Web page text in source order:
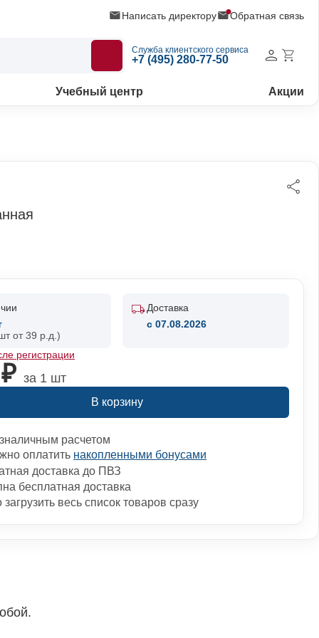
Написать директору Обратная связь
Служба клиентского сервиса
+7 (495) 280-77-50
Учебный центр Акции
от 39 р.д.)
Доставка
c 07.08.2026
регистрации
за 1 шт
В корзину
расчетом
оплатить накопленными бонусами
доставка до ПВЗ
бесплатная доставка
весь список товаров сразу